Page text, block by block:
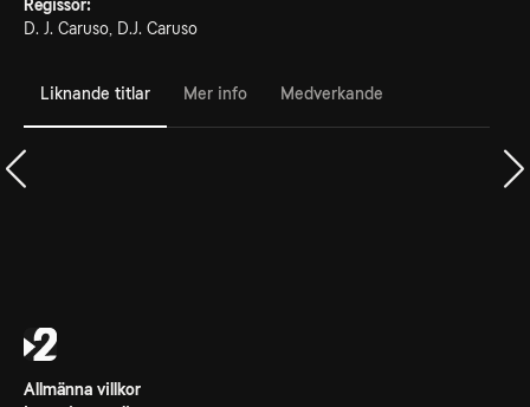
Regissör:
D. J. Caruso, D.J. Caruso
Liknande titlar Mer info Medverkande
Allmänna villkor